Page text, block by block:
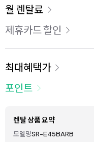
이용 요금
월 렌탈료
제휴카드 할인
최대혜택가
포인트
렌탈 상품 요약
모델명SR-E45BARB